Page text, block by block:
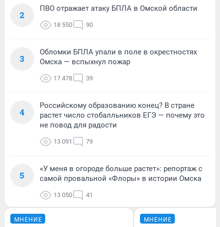
2
ПВО отражает атаку БПЛА в Омской области
18 550 90
3
Обломки БПЛА упали в поле в окрестностях
Омска — вспыхнул пожар
17 478 39
4
Российскому образованию конец? В стране
растет число стобалльников ЕГЭ — почему это
не повод для радости
13 091 79
5
«У меня в огороде больше растет»: репортаж с
самой провальной «Флоры» в истории Омска
13 050 41
МНЕНИЕ МНЕНИЕ